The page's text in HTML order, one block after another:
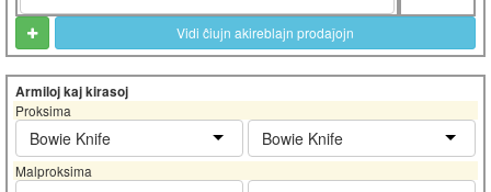
Vidi ĉiujn akireblajn prodaĵojn
Armiloj kaj kirasoj
Proksima
Bowie Knife Bowie Knife
Malproksima